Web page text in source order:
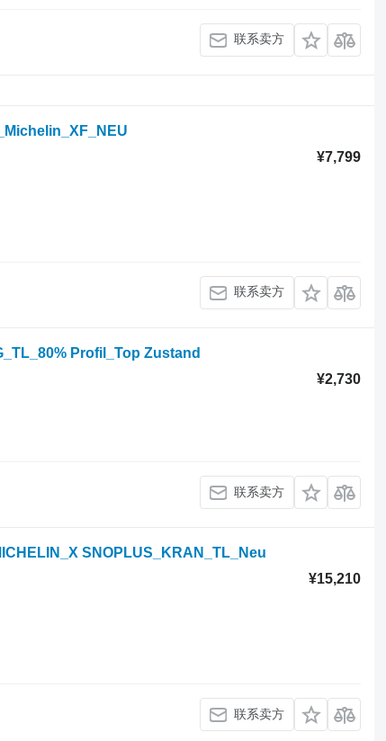
联系卖方
¥7,799
联系卖方
Profil_Top Zustand
¥2,730
联系卖方
SNOPLUS_KRAN_TL_Neu
¥15,210
联系卖方